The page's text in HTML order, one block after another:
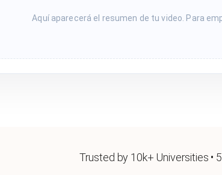
Aquí aparecerá el resumen de tu video. Para
Trusted by 10k+ Universities •